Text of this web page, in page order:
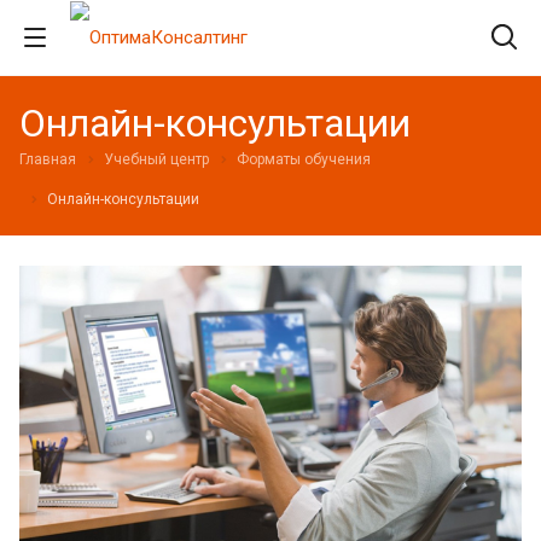
Онлайн-консультации
Главная Учебный центр Форматы обучения
Онлайн-консультации